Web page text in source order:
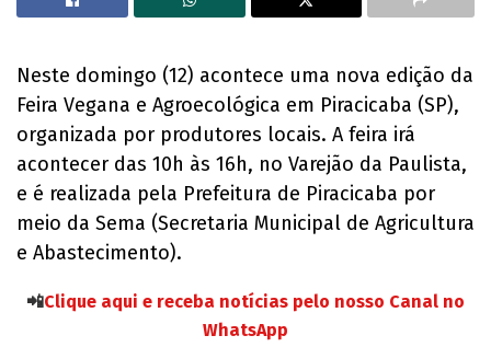
Neste domingo (12) acontece uma nova edição da
Feira Vegana e Agroecológica em Piracicaba (SP),
organizada por produtores locais. A feira irá
acontecer das 10h às 16h, no Varejão da Paulista,
e é realizada pela Prefeitura de Piracicaba por
meio da Sema (Secretaria Municipal de Agricultura
e Abastecimento).
📲Clique aqui e receba notícias pelo nosso Canal no
WhatsApp